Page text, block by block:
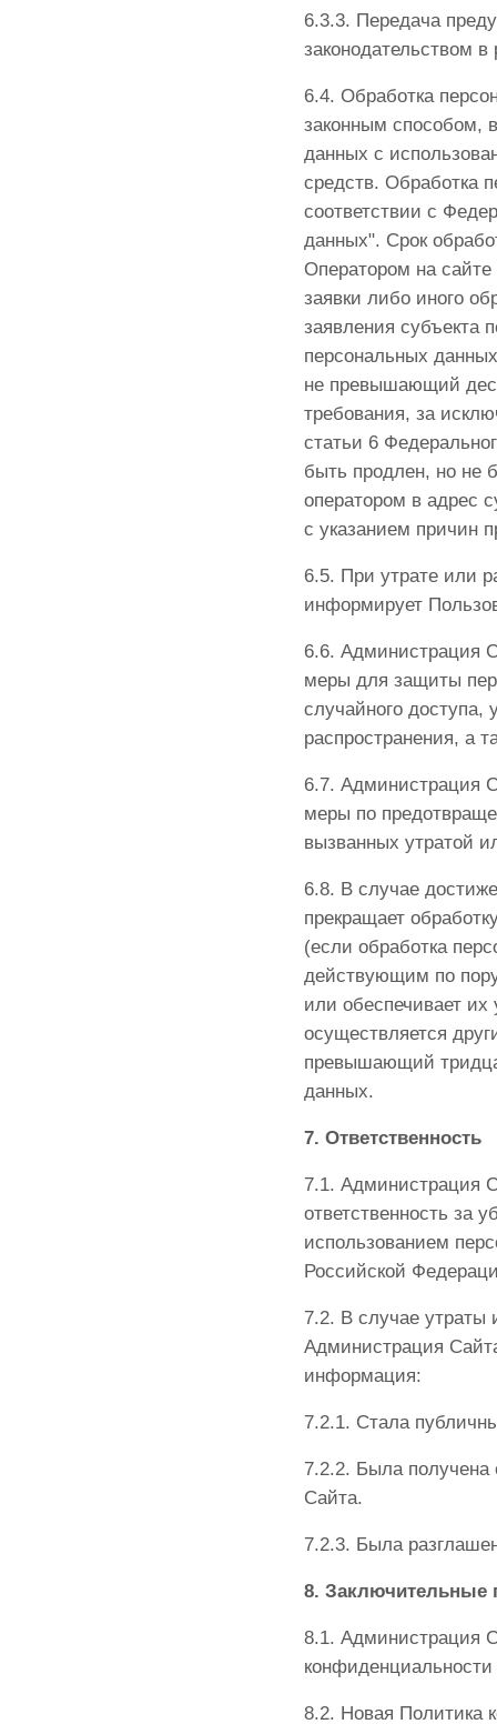
6.3.3. Передача
законодательством
6.4. Обработка
законным способом,
данных с
средств. Обработка
соответствии с
данных". Срок
Оператором на
заявки либо иного
заявления субъекта
персональных
не превышающий
требования, за
статьи 6
быть продлен, но не
оператором в адрес
с указанием причин
6.5. При утрате или
информирует
6.6. Администрация
меры для защиты
случайного доступа,
распространения, а
6.7. Администрация
меры по
вызванных утратой
6.8. В случае
прекращает
(если обработка
действующим по
или обеспечивает
осуществляется
превышающий
данных.
7. Ответственность
7.1. Администрация
ответственность за
использованием
Российской
7.2. В случае
Администрация
информация:
7.2.1. Стала
7.2.2. Была получена
Сайта.
7.2.3. Была
8. Заключительные
8.1. Администрация
8.2. Новая Политика